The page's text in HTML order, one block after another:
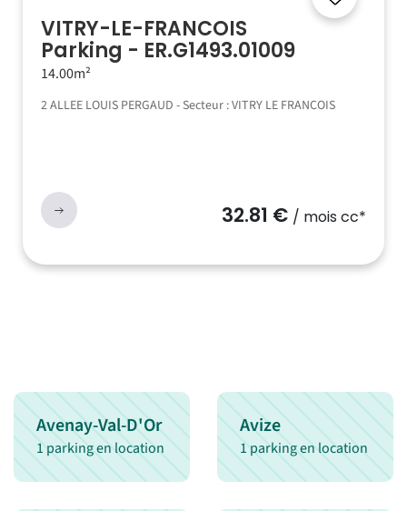
VITRY-LE-FRANCOIS
Parking - ER.G1493.01009
14.00m²
2 ALLEE LOUIS PERGAUD - Secteur : VITRY LE FRANCOIS
32.81 € / mois cc*
Avenay-Val-D'Or
1 parking en location
Avize
1 parking en location